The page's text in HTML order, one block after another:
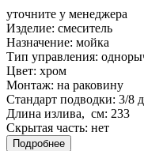
уточните у менеджера
Изделие: смеситель
Назначение: мойка
Тип управления:
Цвет: хром
Монтаж: на раковину
Стандарт подводки: 3/8
Длина излива, см: 233
Скрытая часть: нет
Подробнее